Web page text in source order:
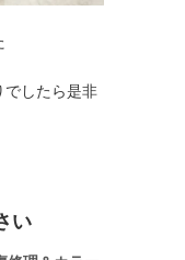
でしたら是非
い